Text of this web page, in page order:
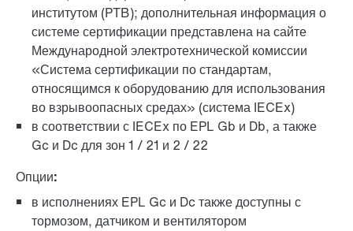
институтом (PTB); дополнительная информация о
системе сертификации представлена на сайте
Международной электротехнической комиссии
«Система сертификации по стандартам,
относящимся к оборудованию для использования
во взрывоопасных средах» (система IECEx)
в соответствии с IECEx по EPL Gb и Db, а также
Gc и Dc для зон 1 / 21 и 2 / 22
Опции:
в исполнениях EPL Gc и Dc также доступны с
тормозом, датчиком и вентилятором